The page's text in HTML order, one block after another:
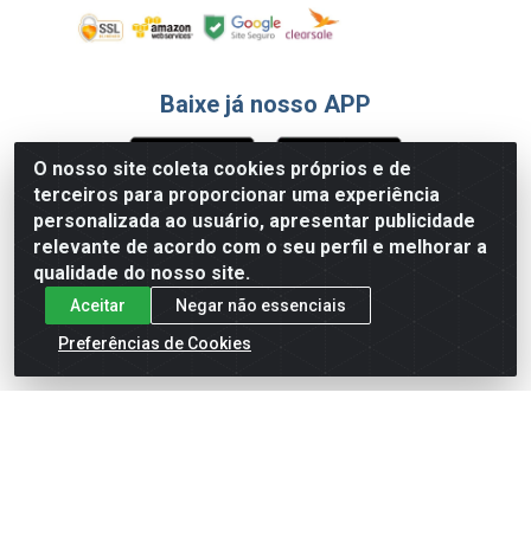
O nosso site coleta cookies próprios e de
terceiros para proporcionar uma experiência
personalizada ao usuário, apresentar publicidade
relevante de acordo com o seu perfil e melhorar a
qualidade do nosso site.
Aceitar
Negar não essenciais
Preferências de Cookies
Baixe já nosso APP
Formas de Pagamento